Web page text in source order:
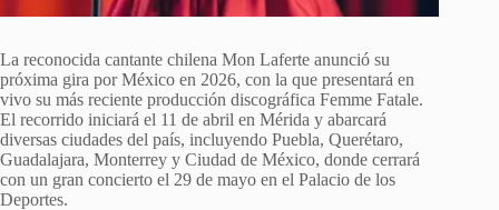
La reconocida cantante chilena Mon Laferte anunció su
próxima gira por México en 2026, con la que presentará en
vivo su más reciente producción discográfica Femme Fatale.
El recorrido iniciará el 11 de abril en Mérida y abarcará
diversas ciudades del país, incluyendo Puebla, Querétaro,
Guadalajara, Monterrey y Ciudad de México, donde cerrará
con un gran concierto el 29 de mayo en el Palacio de los
Deportes.